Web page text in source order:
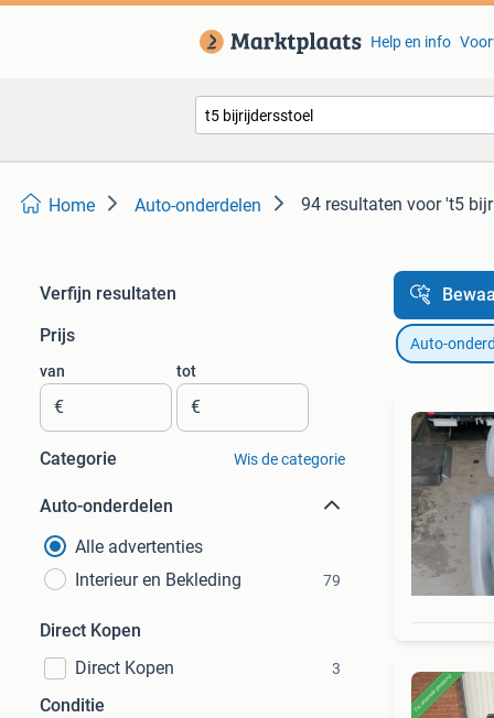
Help en info
Home Auto-onderdelen 94 resultaten voor 't5
Verfijn resultaten
Prijs
van
€
tot
€
Categorie Wis de categorie
Auto-onderdelen
Alle advertenties
Interieur en Bekleding
79
Direct Kopen
Direct Kopen
3
Conditie
Auto-